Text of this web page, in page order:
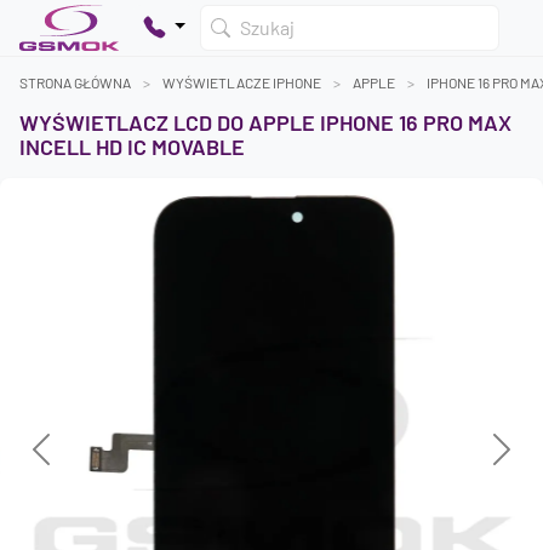
Szukaj
Dodaj produkty, aby kontynuować.
STRONA GŁÓWNA WYŚWIETLACZE IPHONE APPLE IPHONE 16 PRO
WYŚWIETLACZ LCD DO APPLE IPHONE 16 PRO MAX
INCELL HD IC MOVABLE
Previous Next